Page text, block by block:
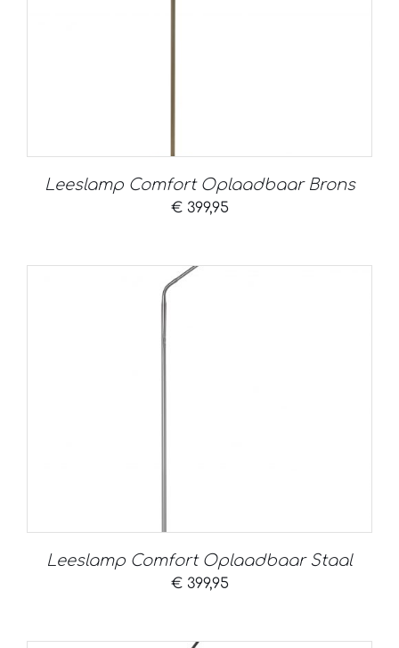
Leeslamp Comfort Oplaadbaar Brons
€399,95
Leeslamp Comfort Oplaadbaar Staal
€399,95